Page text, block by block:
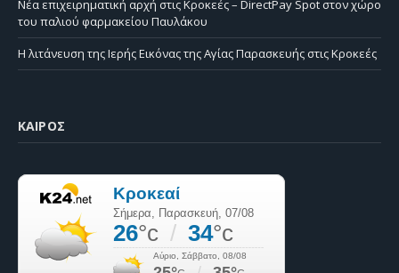
Νέα επιχειρηματική αρχή στις Κροκεές – DirectPay Spot στον χώρο
του παλιού φαρμακείου Παυλάκου
Η λιτάνευση της Ιερής Εικόνας της Αγίας Παρασκευής στις Κροκεές
ΚΑΙΡΌΣ